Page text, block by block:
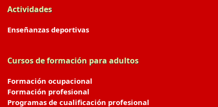
Actividades
Enseñanzas deportivas
Cursos de formación para adultos
Formación ocupacional
Formación profesional
Programas de cualificación profesional